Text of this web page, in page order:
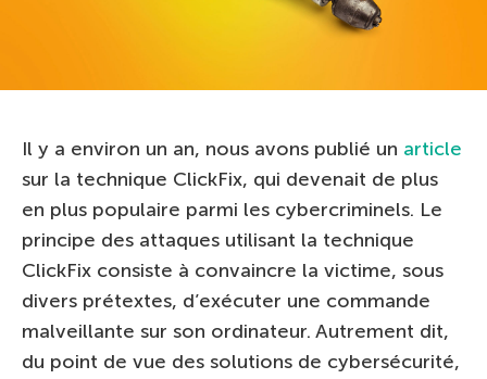
Il y a environ un an, nous avons publié un article
sur la technique ClickFix, qui devenait de plus
en plus populaire parmi les cybercriminels. Le
principe des attaques utilisant la technique
ClickFix consiste à convaincre la victime, sous
divers prétextes, d’exécuter une commande
malveillante sur son ordinateur. Autrement dit,
du point de vue des solutions de cybersécurité,